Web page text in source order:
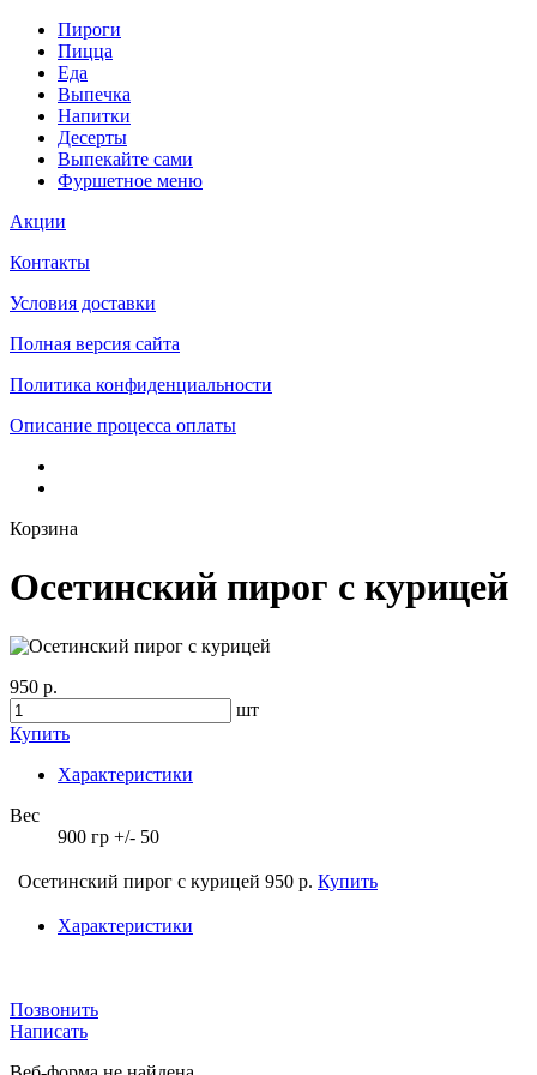
Пироги
Пицца
Еда
Выпечка
Напитки
Десерты
Выпекайте сами
Фуршетное меню
Акции
Контакты
Условия доставки
Полная версия сайта
Политика конфиденциальности
Описание процесса оплаты
Корзина
Осетинский пирог с курицей
950 р.
шт
Купить
Характеристики
Вес
900 гр +/- 50
Осетинский пирог с курицей 950 р. Купить
Характеристики
Позвонить
Написать